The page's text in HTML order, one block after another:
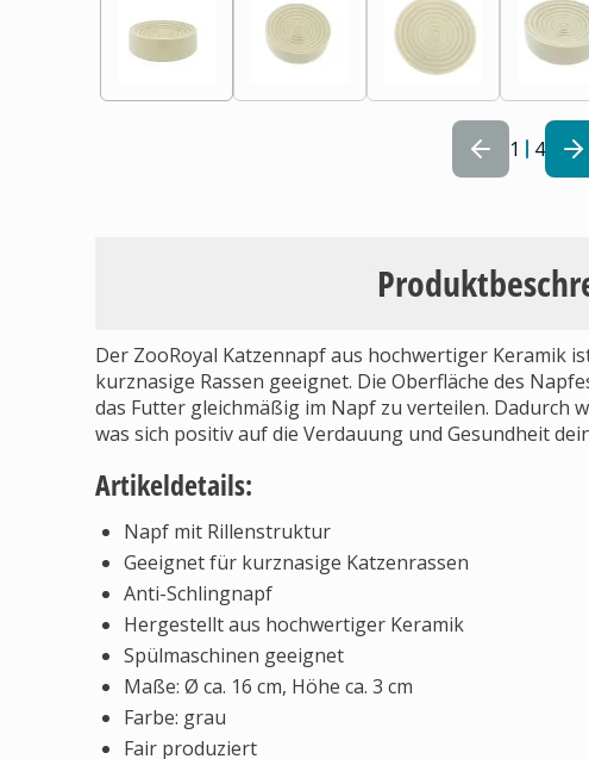
1 4
Der ZooRoyal Katzennapf aus hochwertiger Keramik
kurznasige Rassen geeignet. Die Oberfläche des
das Futter gleichmäßig im Napf zu verteilen. Dadurch
was sich positiv auf die Verdauung und Gesundheit
Artikeldetails:
Napf mit Rillenstruktur
Geeignet für kurznasige Katzenrassen
Anti-Schlingnapf
Hergestellt aus hochwertiger Keramik
Spülmaschinen geeignet
Maße: Ø ca. 16 cm, Höhe ca. 3 cm
Farbe: grau
Fair produziert